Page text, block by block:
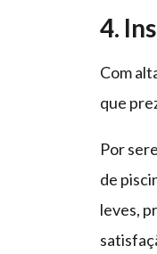
4.
Com
que
Por
de
leves,